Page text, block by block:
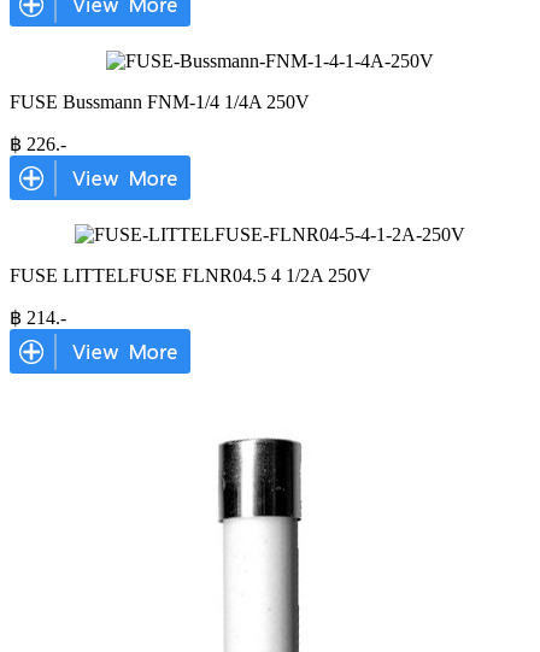
FUSE Bussmann FNM-1/4 1/4A 250V
฿ 226.-
FUSE LITTELFUSE FLNR04.5 4 1/2A 250V
฿ 214.-